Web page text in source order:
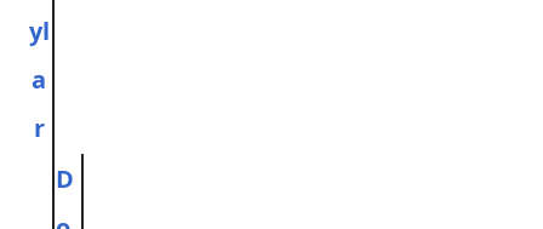
yl
a
r
D